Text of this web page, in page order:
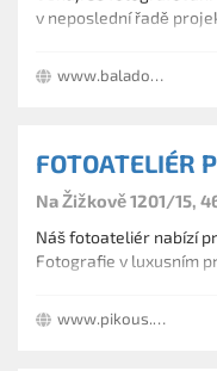
v neposlední řadě
www.baladova.cz
FOTOATELIÉR
Na Žižkově 1201/15,
Náš fotoateliér nabízí
Fotografie v luxusním
www.pikous.com